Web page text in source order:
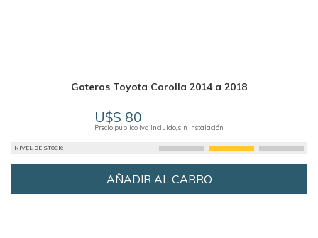
Goteros Toyota Corolla 2014 a 2018
U$S 80
Precio público iva incluido, sin instalación.
NIVEL DE STOCK:
AÑADIR AL CARRO